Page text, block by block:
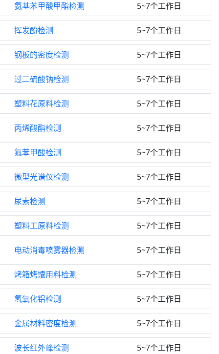
氨基苯甲酸甲酯检测 5~7个工作日
挥发酚检测 5~7个工作日
钢板的密度检测 5~7个工作日
过二硫酸钠检测 5~7个工作日
塑料花原料检测 5~7个工作日
丙烯酸酯检测 5~7个工作日
氟苯甲酸检测 5~7个工作日
微型光谱仪检测 5~7个工作日
尿素检测 5~7个工作日
塑料工原料检测 5~7个工作日
电动消毒喷雾器检测 5~7个工作日
烤箱烤馕用料检测 5~7个工作日
氢氧化铝检测 5~7个工作日
金属材料密度检测 5~7个工作日
波长红外峰检测 5~7个工作日